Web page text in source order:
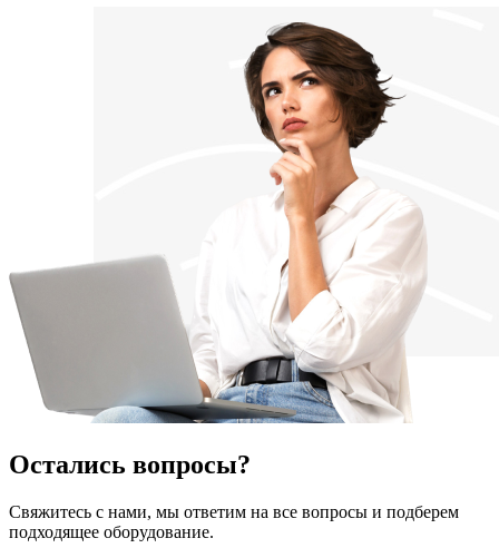
Остались вопросы?
Свяжитесь с нами, мы ответим на все вопросы и подберем
подходящее оборудование.